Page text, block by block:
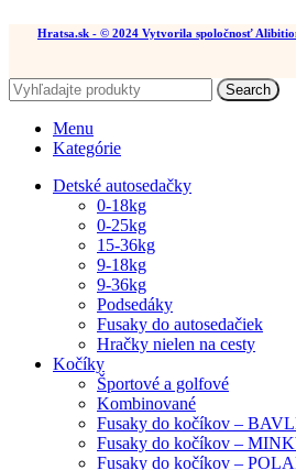
Hratsa.sk - © 2024 Vytvorila spoločnosť
Search
Menu
Kategórie
Detské autosedačky
0-18kg
0-25kg
15-36kg
9-18kg
9-36kg
Podsedáky
Fusaky do autosedačiek
Hračky nielen na cesty
Kočíky
Športové a golfové
Kombinované
Fusaky do kočíkov –
Fusaky do kočíkov –
Fusaky do kočíkov –